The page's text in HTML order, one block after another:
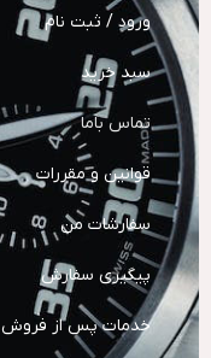
ورود / ثبت نام
سبد خرید
تماس باما
قوانین و مقررات
سفارشات من
پیگیری سفارش
خدمات پس از فروش